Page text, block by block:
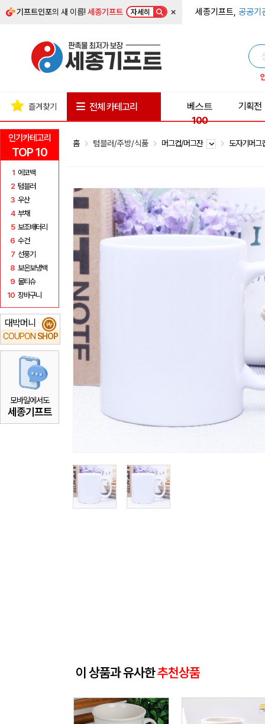
기프트인포의 새 이름!세종기프트 자세히 × 세종기프트, 공공기
인기카테고리
TOP 10
1 에코백
2 텀블러
3 우산
4 부채
5 보조배터리
6 수건
7 선풍기
8 보온보냉백
9 물티슈
10 장바구니
대박머니
COUPON SHOP
₩
모바일에서도
세종기프트
즐겨찾기 전체 카테고리
베스트
100
기획전
홈 텀블러/주방/식품 머그컵/머그잔 도자기머
이 상품과 유사한추천상품